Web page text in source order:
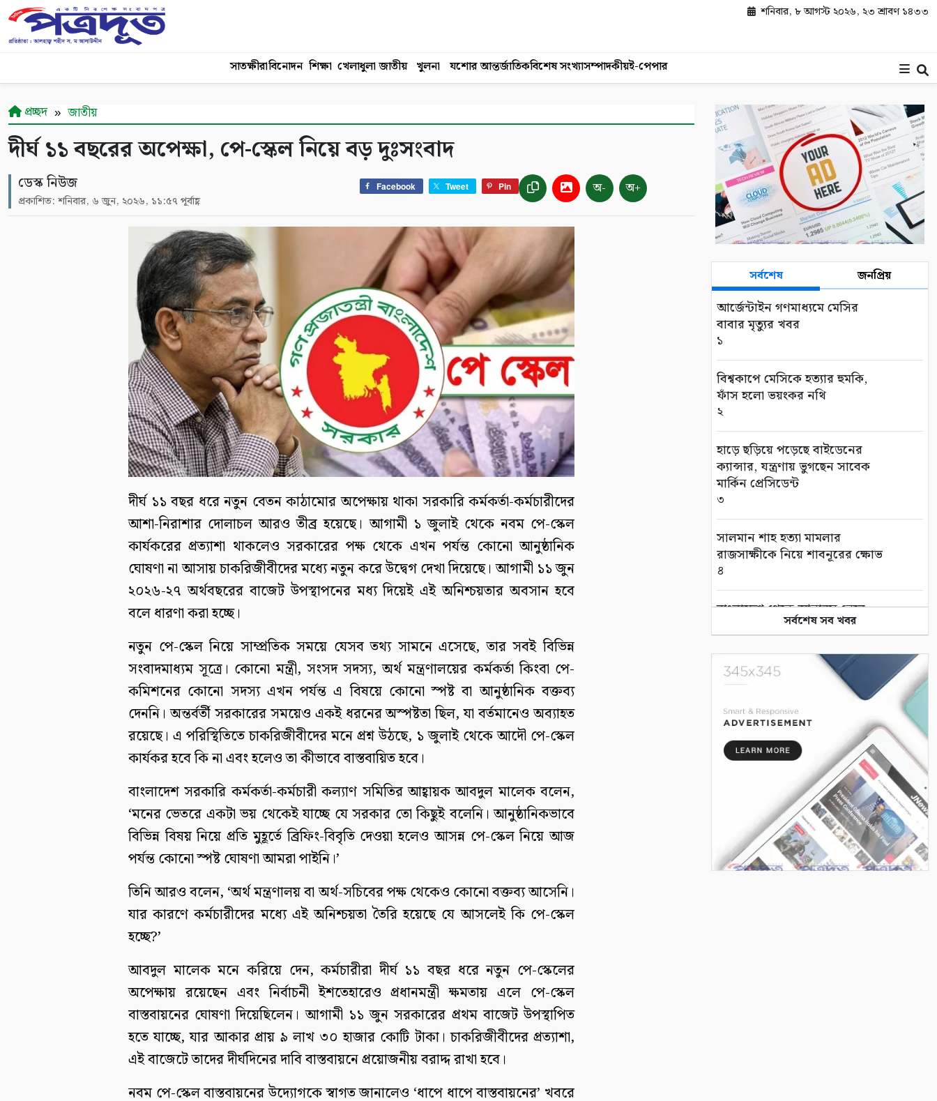
শনিবার, ৮ আগস্ট ২০২৬, ২৩ শ্রাবণ ১৪৩৩
সাতক্ষীরাবিনোদন শিক্ষা খেলাধুলা জাতীয় খুলনা যশোর আন্তর্জাতিকবিশেষ সংখ্যাসম্পাদকীয়ই-পেপার
প্রচ্ছদ জাতীয়
দীর্ঘ ১১ বছরের অপেক্ষা, পে-স্কেল নিয়ে বড় দুঃসংবাদ
ডেস্ক নিউজ
প্রকাশিত: শনিবার, ৬ জুন, ২০২৬, ১১:৫৭ পূর্বাহ্ণ
Facebook Tweet Pin অ- অ+
দীর্ঘ ১১ বছর ধরে নতুন বেতন কাঠামোর অপেক্ষায় থাকা সরকারি কর্মকর্তা-কর্মচারীদের
আশা-নিরাশার দোলাচল আরও তীব্র হয়েছে। আগামী ১ জুলাই থেকে নবম পে-স্কেল
কার্যকরের প্রত্যাশা থাকলেও সরকারের পক্ষ থেকে এখন পর্যন্ত কোনো আনুষ্ঠানিক
ঘোষণা না আসায় চাকরিজীবীদের মধ্যে নতুন করে উদ্বেগ দেখা দিয়েছে। আগামী ১১ জুন
২০২৬-২৭ অর্থবছরের বাজেট উপস্থাপনের মধ্য দিয়েই এই অনিশ্চয়তার অবসান হবে
বলে ধারণা করা হচ্ছে।
নতুন পে-স্কেল নিয়ে সাম্প্রতিক সময়ে যেসব তথ্য সামনে এসেছে, তার সবই বিভিন্ন
সংবাদমাধ্যম সূত্রে। কোনো মন্ত্রী, সংসদ সদস্য, অর্থ মন্ত্রণালয়ের কর্মকর্তা কিংবা পে-
কমিশনের কোনো সদস্য এখন পর্যন্ত এ বিষয়ে কোনো স্পষ্ট বা আনুষ্ঠানিক বক্তব্য
দেননি। অন্তর্বর্তী সরকারের সময়েও একই ধরনের অস্পষ্টতা ছিল, যা বর্তমানেও অব্যাহত
রয়েছে। এ পরিস্থিতিতে চাকরিজীবীদের মনে প্রশ্ন উঠছে, ১ জুলাই থেকে আদৌ পে-স্কেল
কার্যকর হবে কি না এবং হলেও তা কীভাবে বাস্তবায়িত হবে।
বাংলাদেশ সরকারি কর্মকর্তা-কর্মচারী কল্যাণ সমিতির আহ্বায়ক আবদুল মালেক বলেন,
‘মনের ভেতরে একটা ভয় থেকেই যাচ্ছে যে সরকার তো কিছুই বলেনি। আনুষ্ঠানিকভাবে
বিভিন্ন বিষয় নিয়ে প্রতি মুহূর্তে ব্রিফিং-বিবৃতি দেওয়া হলেও আসন্ন পে-স্কেল নিয়ে আজ
পর্যন্ত কোনো স্পষ্ট ঘোষণা আমরা পাইনি।’
তিনি আরও বলেন, ‘অর্থ মন্ত্রণালয় বা অর্থ-সচিবের পক্ষ থেকেও কোনো বক্তব্য আসেনি।
যার কারণে কর্মচারীদের মধ্যে এই অনিশ্চয়তা তৈরি হয়েছে যে আসলেই কি পে-স্কেল
হচ্ছে?’
আবদুল মালেক মনে করিয়ে দেন, কর্মচারীরা দীর্ঘ ১১ বছর ধরে নতুন পে-স্কেলের
অপেক্ষায় রয়েছেন এবং নির্বাচনী ইশতেহারেও প্রধানমন্ত্রী ক্ষমতায় এলে পে-স্কেল
বাস্তবায়নের ঘোষণা দিয়েছিলেন। আগামী ১১ জুন সরকারের প্রথম বাজেট উপস্থাপিত
হতে যাচ্ছে, যার আকার প্রায় ৯ লাখ ৩০ হাজার কোটি টাকা। চাকরিজীবীদের প্রত্যাশা,
এই বাজেটে তাদের দীর্ঘদিনের দাবি বাস্তবায়নে প্রয়োজনীয় বরাদ্দ রাখা হবে।
নবম পে-স্কেল বাস্তবায়নের উদ্যোগকে স্বাগত জানালেও ‘ধাপে ধাপে বাস্তবায়নের’ খবরে
সর্বশেষ জনপ্রিয়
আর্জেন্টাইন গণমাধ্যমে মেসির
বাবার মৃত্যুর খবর
১
বিশ্বকাপে মেসিকে হত্যার হুমকি,
ফাঁস হলো ভয়ংকর নথি
২
হাড়ে ছড়িয়ে পড়েছে বাইডেনের
ক্যান্সার, যন্ত্রণায় ভুগছেন সাবেক
মার্কিন প্রেসিডেন্ট
৩
সালমান শাহ হত্যা মামলার
রাজসাক্ষীকে নিয়ে শাবনূরের ক্ষোভ
৪
বাংলাদেশ থেকে আনারস নেবে
ইউএনওদের আরও মানবিক ও
প্রধানমন্ত্রীর
৬
নতুন দায়িত্বে ৬ মন্ত্রী-প্রতিমন্ত্রী
সম্পাদকীয়/প্রসঙ্গ: আশ্রয়ণ প্রকল্পে
চরম অনিয়ম
৮
সর্বশেষ সব খবর